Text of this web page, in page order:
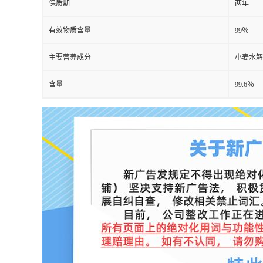
保质期 两年
有效物质含量 99％
主要营养成分 小麦水
含量 99.6％